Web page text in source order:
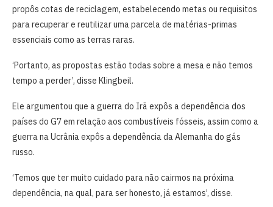
propôs cotas de reciclagem, estabelecendo metas ou requisitos
para ⁠recuperar e ​reutilizar uma ​parcela de matérias-primas
essenciais como as terras raras.
‘Portanto, as ⁠propostas estão todas sobre ​a mesa e não temos
tempo a perder’, disse Klingbeil.
Ele argumentou que a ​guerra do Irã expôs a dependência dos
países do G7 em relação ​aos combustíveis ⁠fósseis, assim como a
guerra na Ucrânia expôs a ⁠dependência da Alemanha do gás
russo.
‘Temos que ter muito cuidado para não cairmos na próxima
dependência, na qual, para ser honesto, já estamos’, disse.